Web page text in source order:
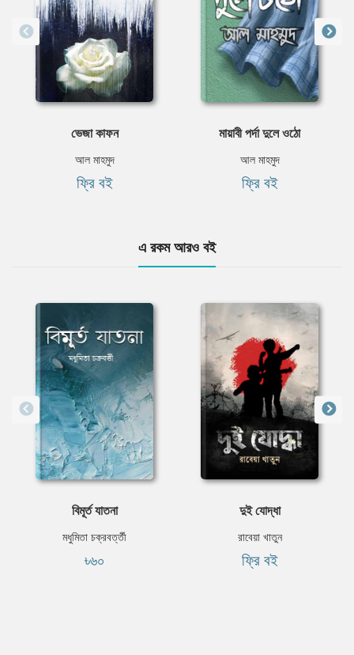
ভেজা কাফন
আল মাহমুদ
ফ্রি বই
মায়াবী পর্দা দুলে ওঠো
আল মাহমুদ
ফ্রি বই
এ রকম আরও বই
বিমূর্ত যাতনা
মধুমিতা চক্রবর্ত্তী
৳৬০
দুই যোদ্ধা
রাবেয়া খাতুন
ফ্রি বই